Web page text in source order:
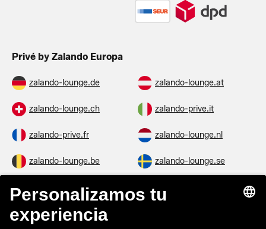
Privé by Zalando Europa
zalando-lounge.de zalando-lounge.at
zalando-lounge.ch zalando-prive.it
zalando-prive.fr zalando-lounge.nl
zalando-lounge.be zalando-lounge.se
zalando-lounge.fi
zalando-lounge.co.uk